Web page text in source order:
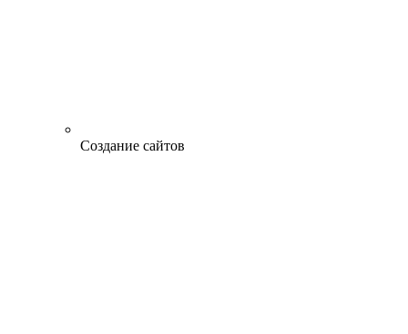
Создание сайтов